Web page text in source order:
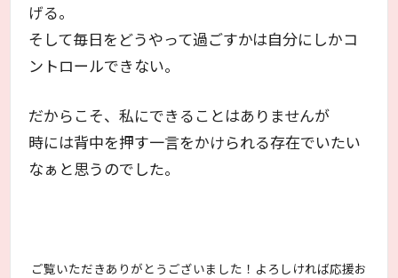
げる。
そして毎日をどうやって過ごすかは自分にしかコ
ントロールできない。
だからこそ、私にできることはありませんが
時には背中を押す一言をかけられる存在でいたい
なぁと思うのでした。
ご覧いただきありがとうございました！よろしければ応援お